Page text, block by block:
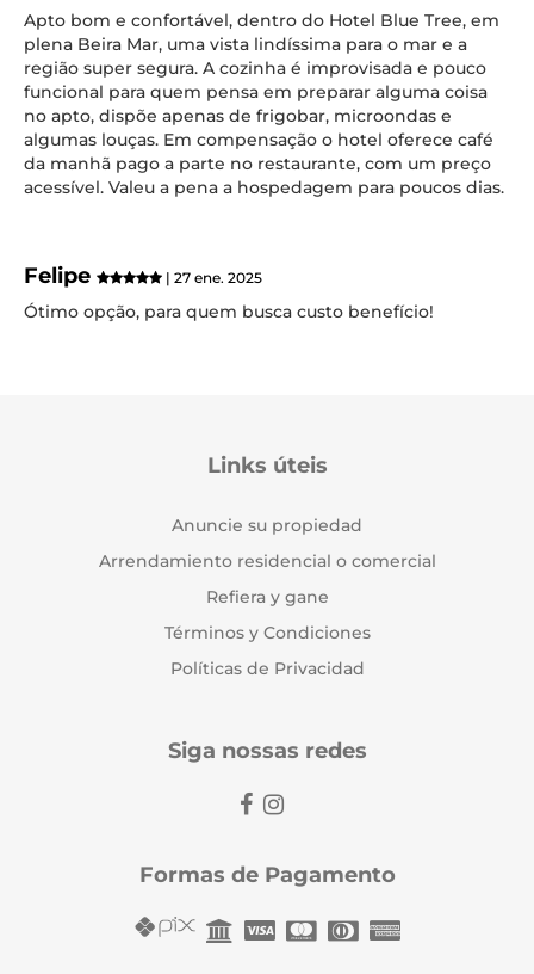
Apto bom e confortável, dentro do Hotel Blue Tree, em
plena Beira Mar, uma vista lindíssima para o mar e a
região super segura. A cozinha é improvisada e pouco
funcional para quem pensa em preparar alguma coisa
no apto, dispõe apenas de frigobar, microondas e
algumas louças. Em compensação o hotel oferece café
da manhã pago a parte no restaurante, com um preço
acessível. Valeu a pena a hospedagem para poucos dias.
Felipe | 27 ene. 2025
Ótimo opção, para quem busca custo benefício!
Links úteis
Anuncie su propiedad
Arrendamiento residencial o comercial
Refiera y gane
Términos y Condiciones
Políticas de Privacidad
Siga nossas redes
Formas de Pagamento